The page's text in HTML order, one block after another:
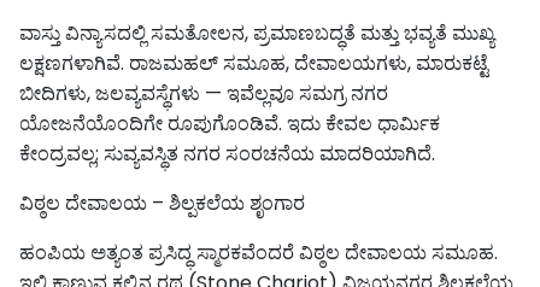
ವಾಸ್ತು ವಿನ್ಯಾಸದಲ್ಲಿ ಸಮತೋಲನ, ಪ್ರಮಾಣಬದ್ಧತೆ ಮತ್ತು ಭವ್ಯತೆ ಮುಖ್ಯ
ಲಕ್ಷಣಗಳಾಗಿವೆ. ರಾಜಮಹಲ್ ಸಮೂಹ, ದೇವಾಲಯಗಳು, ಮಾರುಕಟ್ಟೆ
ಬೀದಿಗಳು, ಜಲವ್ಯವಸ್ಥೆಗಳು — ಇವೆಲ್ಲವೂ ಸಮಗ್ರ ನಗರ
ಯೋಜನೆಯೊಂದಿಗೇ ರೂಪುಗೊಂಡಿವೆ. ಇದು ಕೇವಲ ಧಾರ್ಮಿಕ
ಕೇಂದ್ರವಲ್ಲ; ಸುವ್ಯವಸ್ಥಿತ ನಗರ ಸಂರಚನೆಯ ಮಾದರಿಯಾಗಿದೆ.
ವಿಠ್ಠಲ ದೇವಾಲಯ – ಶಿಲ್ಪಕಲೆಯ ಶೃಂಗಾರ
ಹಂಪಿಯ ಅತ್ಯಂತ ಪ್ರಸಿದ್ಧ ಸ್ಮಾರಕವೆಂದರೆ ವಿಠ್ಠಲ ದೇವಾಲಯ ಸಮೂಹ.